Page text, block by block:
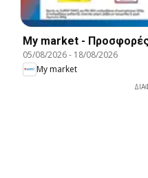
My market -
05/08/2026- 18/08/2026
My market